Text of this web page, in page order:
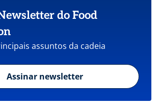
do Food
assuntos da cadeia
Assinar newsletter